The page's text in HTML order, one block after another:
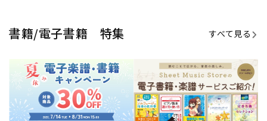
書籍/電子書籍 特集 すべて見る